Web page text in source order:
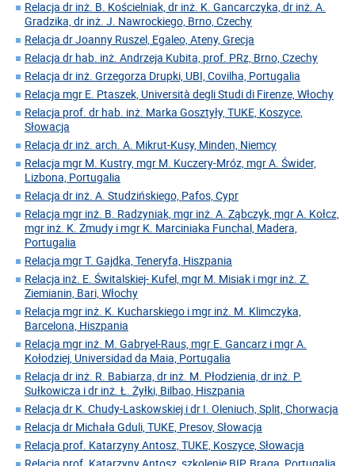
Relacja dr inż. B. Kościelniak, dr inż. K. Gancarczyka, dr inż. A.
Gradzika, dr inż. J. Nawrockiego, Brno, Czechy
Relacja dr Joanny Ruszel, Egaleo, Ateny, Grecja
Relacja dr hab. inż. Andrzeja Kubita, prof. PRz, Brno, Czechy
Relacja dr inż. Grzegorza Drupki, UBI, Covilha, Portugalia
Relacja mgr E. Ptaszek, Università degli Studi di Firenze, Włochy
Relacja prof. dr hab. inż. Marka Gosztyły, TUKE, Koszyce,
Słowacja
Relacja dr inż. arch. A. Mikrut-Kusy, Minden, Niemcy
Relacja mgr M. Kustry, mgr M. Kuczery-Mróz, mgr A. Świder,
Lizbona, Portugalia
Relacja dr inż. A. Studzińskiego, Pafos, Cypr
Relacja mgr inż. B. Radzyniak, mgr inż. A. Ząbczyk, mgr A. Kołcz,
mgr inż. K. Żmudy i mgr K. Marciniaka Funchal, Madera,
Portugalia
Relacja mgr T. Gajdka, Teneryfa, Hiszpania
Relacja inż. E. Świtalskiej- Kufel, mgr M. Misiak i mgr inż. Z.
Ziemianin, Bari, Włochy
Relacja mgr inż. K. Kucharskiego i mgr inż. M. Klimczyka,
Barcelona, Hiszpania
Relacja mgr inż. M. Gabryel-Raus, mgr E. Gancarz i mgr A.
Kołodziej, Universidad da Maia, Portugalia
Relacja dr inż. R. Babiarza, dr inż. M. Płodzienia, dr inż. P.
Sułkowicza i dr inż. Ł. Żyłki, Bilbao, Hiszpania
Relacja dr K. Chudy-Laskowskiej i dr I. Oleniuch, Split, Chorwacja
Relacja dr Michała Gduli, TUKE, Presov, Słowacja
Relacja prof. Katarzyny Antosz, TUKE, Koszyce, Słowacja